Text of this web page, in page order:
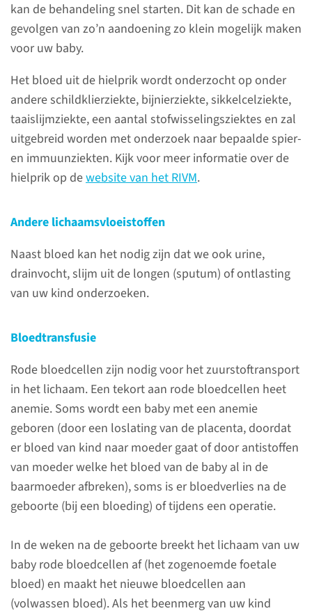
kan de behandeling snel starten. Dit kan de schade en
gevolgen van zo’n aandoening zo klein mogelijk maken
voor uw baby.
Het bloed uit de hielprik wordt onderzocht op onder
andere schildklierziekte, bijnierziekte, sikkelcelziekte,
taaislijmziekte, een aantal stofwisselingsziektes en zal
uitgebreid worden met onderzoek naar bepaalde spier-
en immuunziekten. Kijk voor meer informatie over de
hielprik op dewebsite van het RIVM.
Andere lichaamsvloeistoffen
Naast bloed kan het nodig zijn dat we ook urine,
drainvocht, slijm uit de longen (sputum) of ontlasting
van uw kind onderzoeken.
Bloedtransfusie
Rode bloedcellen zijn nodig voor het zuurstoftransport
in het lichaam. Een tekort aan rode bloedcellen heet
anemie. Soms wordt een baby met een anemie
geboren (door een loslating van de placenta, doordat
er bloed van kind naar moeder gaat of door antistoffen
van moeder welke het bloed van de baby al in de
baarmoeder afbreken), soms is er bloedverlies na de
geboorte (bij een bloeding) of tijdens een operatie.
In de weken na de geboorte breekt het lichaam van uw
baby rode bloedcellen af (het zogenoemde foetale
bloed) en maakt het nieuwe bloedcellen aan
(volwassen bloed). Als het beenmerg van uw kind
Als uw baby op de afdeling
Neonatologie ligt doen we
verschillende onderzoeken.
Hierdoor heeft u contact met
meerdere zorgverleners, zoals
neonatologen, artsen,
verpleegkundigen, laboranten,
voedingsassistenten,
fysiotherapeuten en
logopedisten.
transfusie
Wanneer uw baby aan de
is of nog instabiel is, is het
per dag het bloed onderzoeken
om de behandeling te kunnen
aanpassen.
lees meer
Echografie
Gehoortest